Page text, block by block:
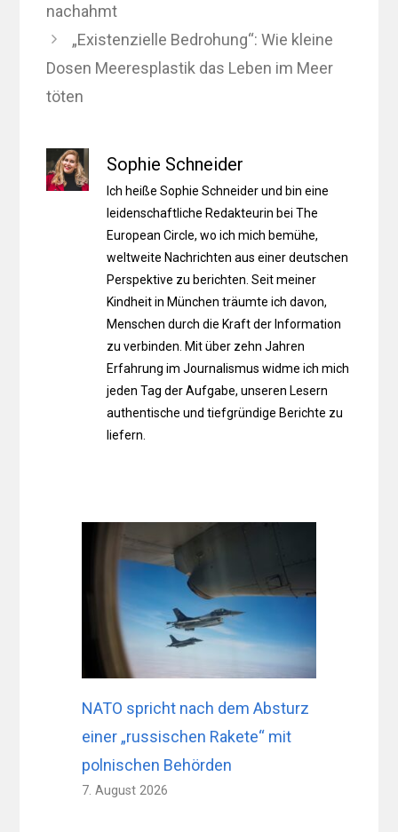
nachahmt
„Existenzielle Bedrohung“: Wie kleine
Dosen Meeresplastik das Leben im Meer
töten
Sophie Schneider
Ich heiße Sophie Schneider und bin eine
leidenschaftliche Redakteurin bei The
European Circle, wo ich mich bemühe,
weltweite Nachrichten aus einer deutschen
Perspektive zu berichten. Seit meiner
Kindheit in München träumte ich davon,
Menschen durch die Kraft der Information
zu verbinden. Mit über zehn Jahren
Erfahrung im Journalismus widme ich mich
jeden Tag der Aufgabe, unseren Lesern
authentische und tiefgründige Berichte zu
liefern.
NATO spricht nach dem Absturz
einer „russischen Rakete“ mit
polnischen Behörden
7. August 2026